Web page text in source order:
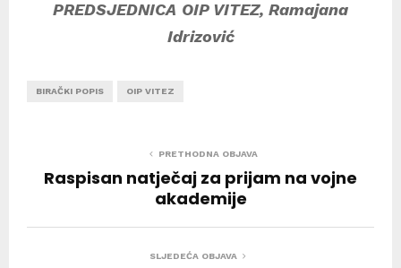
PREDSJEDNICA OIP VITEZ, Ramajana
Idrizović
BIRAČKI POPIS OIP VITEZ
PRETHODNA OBJAVA
Raspisan natječaj za prijam na vojne
akademije
SLJEDEĆA OBJAVA